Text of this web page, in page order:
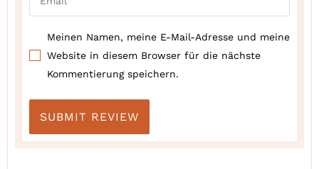
Meinen Namen, meine E-Mail-Adresse und meine
Website in diesem Browser für die nächste
Kommentierung speichern.